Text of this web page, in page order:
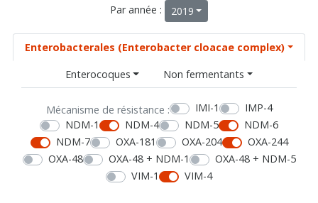
Par année : 2019
Enterobacterales (Enterobacter cloacae complex)
Enterocoques
Non fermentants
Mécanisme de résistance : IMI-1
IMP-4
NDM-1
NDM-4 NDM-5
NDM-6
NDM-7
OXA-181 OXA-204
OXA-244
OXA-48
OXA-48 + NDM-1
OXA-48 + NDM-5
VIM-1
VIM-4